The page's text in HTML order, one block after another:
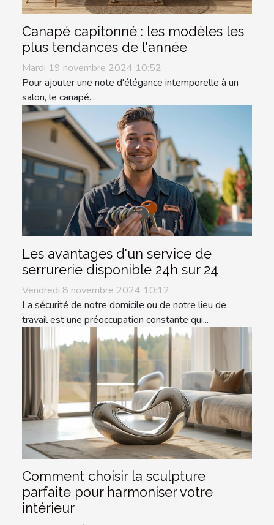
Canapé capitonné : les modèles les
plus tendances de l'année
Mardi 19 novembre 2024 10:52
Pour ajouter une note d'élégance intemporelle à un
salon, le canapé...
Les avantages d'un service de
serrurerie disponible 24h sur 24
Vendredi 8 novembre 2024 10:12
La sécurité de notre domicile ou de notre lieu de
travail est une préoccupation constante qui...
Comment choisir la sculpture
parfaite pour harmoniser votre
intérieur